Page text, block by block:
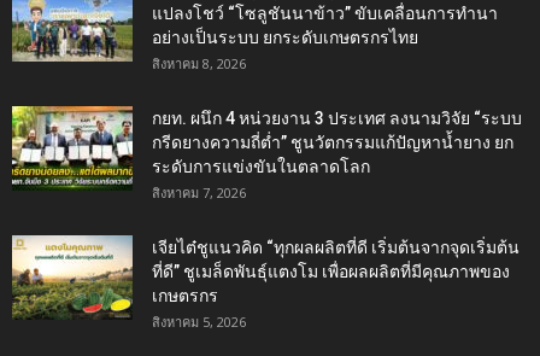
แปลงโชว์ “โซลูชันนาข้าว” ขับเคลื่อนการทำนา
อย่างเป็นระบบ ยกระดับเกษตรกรไทย
สิงหาคม 8, 2026
กยท. ผนึก 4 หน่วยงาน 3 ประเทศ ลงนามวิจัย “ระบบ
กรีดยางความถี่ต่ำ” ชูนวัตกรรมแก้ปัญหาน้ำยาง ยก
ระดับการแข่งขันในตลาดโลก
สิงหาคม 7, 2026
เจียไต๋ชูแนวคิด “ทุกผลผลิตที่ดี เริ่มต้นจากจุดเริ่มต้น
ที่ดี” ชูเมล็ดพันธุ์แตงโม เพื่อผลผลิตที่มีคุณภาพของ
เกษตรกร
สิงหาคม 5, 2026